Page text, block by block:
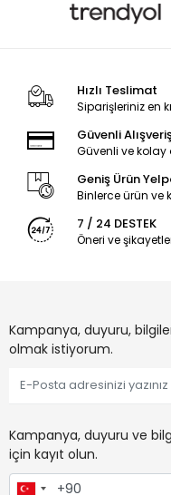
Hızlı Teslimat
Siparişleriniz en
Güvenli
Güvenli ve
Geniş Ürün
Binlerce ürün
7 / 24 DESTEK
Öneri ve
Kampanya, duyuru,
olmak istiyorum.
Kampanya, duyuru ve
için kayıt olun.